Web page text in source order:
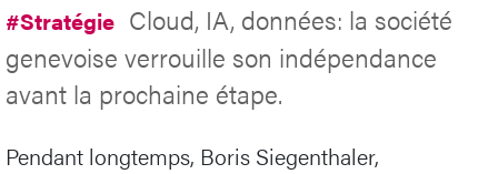
#Stratégie Cloud, IA, données: la société
genevoise verrouille son indépendance
avant la prochaine étape.
Pendant longtemps, Boris Siegenthaler,